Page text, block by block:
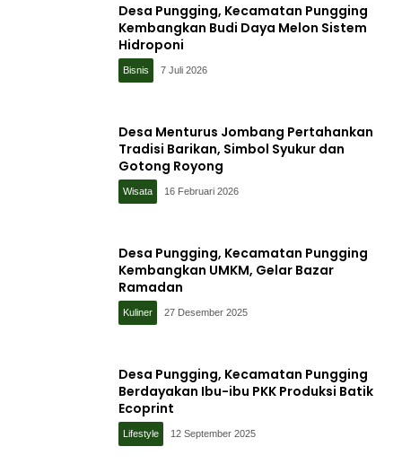
Desa Pungging, Kecamatan Pungging
Kembangkan Budi Daya Melon Sistem
Hidroponi
Bisnis 7 Juli 2026
Desa Menturus Jombang Pertahankan
Tradisi Barikan, Simbol Syukur dan
Gotong Royong
Wisata 16 Februari 2026
Desa Pungging, Kecamatan Pungging
Kembangkan UMKM, Gelar Bazar
Ramadan
Kuliner 27 Desember 2025
Desa Pungging, Kecamatan Pungging
Berdayakan Ibu-ibu PKK Produksi Batik
Ecoprint
Lifestyle 12 September 2025